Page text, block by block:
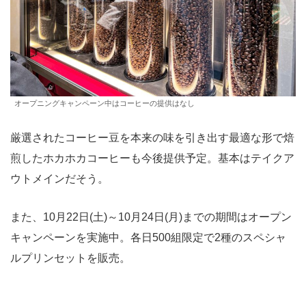
オープニングキャンペーン中はコーヒーの提供はなし
厳選されたコーヒー豆を本来の味を引き出す最適な形で焙
煎したホカホカコーヒーも今後提供予定。基本はテイクア
ウトメインだそう。
また、10月22日(土)～10月24日(月)までの期間はオープン
キャンペーンを実施中。各日500組限定で2種のスペシャ
ルプリンセットを販売。